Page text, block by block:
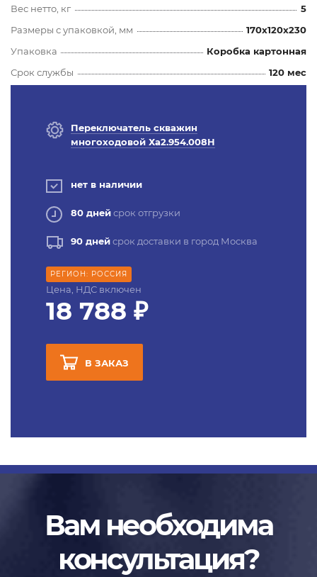
Вес нетто, кг
5
Размеры с упаковкой, мм
170x120x230
Упаковка
Коробка картонная
Срок службы
120 мес
Переключатель скважин
многоходовой Ха2.954.008Н
нет в наличии
80 днейсрок отгрузки
90 днейсрок доставки в город Москва
РЕГИОН: РОССИЯ
Цена, НДС включен
18 788 ₽
В ЗАКАЗ
Вам необходима
консультация?